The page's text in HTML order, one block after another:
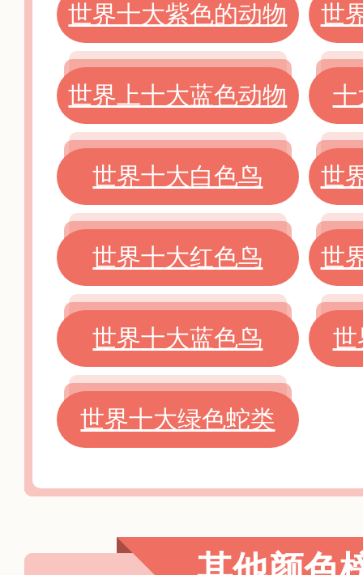
世界十大紫色的动物 世
世界上十大蓝色动物 十
世界十大白色鸟 世
世界十大红色鸟 世
世界十大蓝色鸟 世
世界十大绿色蛇类